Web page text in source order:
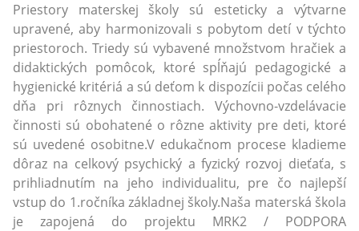
Priestory materskej školy sú esteticky a výtvarne
upravené, aby harmonizovali s pobytom detí v týchto
priestoroch. Triedy sú vybavené množstvom hračiek a
didaktických pomôcok, ktoré spĺňajú pedagogické a
hygienické kritériá a sú deťom k dispozícii počas celého
dňa pri rôznych činnostiach. Výchovno-vzdelávacie
činnosti sú obohatené o rôzne aktivity pre deti, ktoré
sú uvedené osobitne.V edukačnom procese kladieme
dôraz na celkový psychický a fyzický rozvoj dieťaťa, s
prihliadnutím na jeho individualitu, pre čo najlepší
vstup do 1.ročníka základnej školy.Naša materská škola
je zapojená do projektu MRK2 / PODPORA